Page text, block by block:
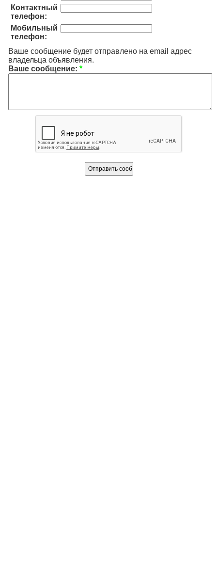
Контактный
телефон:
Мобильный
телефон:
Ваше сообщение будет отправлено на email адрес
владельца объявления.
Ваше сообщение: *